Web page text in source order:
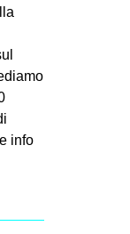
info